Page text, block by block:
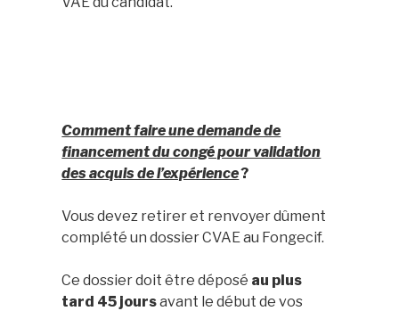
Comment faire une demande de
financement du congé pour validation
des acquis de l’expérience?
Vous devez retirer et renvoyer dûment
complété un dossier CVAE au Fongecif.
Ce dossier doit être déposé au plus
tard 45 joursavant le début de vos